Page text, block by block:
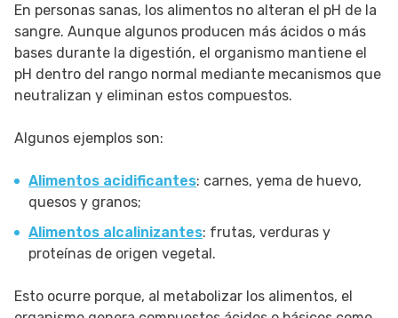
En personas sanas, los alimentos no alteran el pH de la
sangre. Aunque algunos producen más ácidos o más
bases durante la digestión, el organismo mantiene el
pH dentro del rango normal mediante mecanismos que
neutralizan y eliminan estos compuestos.
Algunos ejemplos son:
Alimentos acidificantes: carnes, yema de huevo,
quesos y granos;
Alimentos alcalinizantes: frutas, verduras y
proteínas de origen vegetal.
Esto ocurre porque, al metabolizar los alimentos, el